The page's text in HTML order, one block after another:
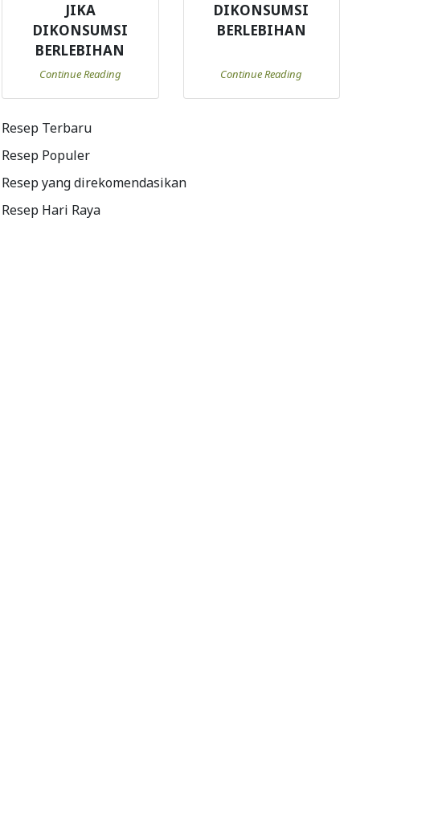
JIKA
DIKONSUMSI
BERLEBIHAN
Continue Reading
DIKONSUMSI
BERLEBIHAN
Continue Reading
Resep Terbaru
Resep Populer
Resep yang direkomendasikan
Resep Hari Raya